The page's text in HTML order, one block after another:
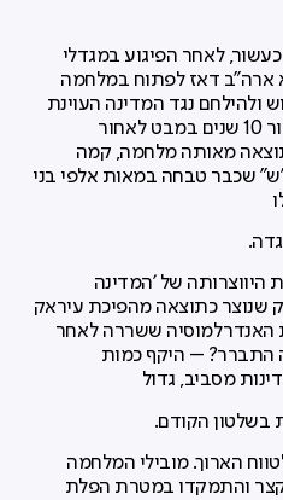
לאחר הפיגוע במגדלי
ארה"ב דאז לפתוח במלחמה
נגד המדינה העוינת
ממנה יצאו קיני טרור. כיום כעבור 10 שנים במבט לאחור
מאותה מלחמה, קמה
שכבר טבחה במאות אלפי בני
היווצרותה של 'המדינה
שנוצר כתוצאה מהפיכת עיראק
האנדרלמוסיה ששררה לאחר
התברר? – היקף כמות
מסביב, גדול
בשלטון הקודם.
הארוך. מובילי המלחמה
והתמקדו במטרת הפלת